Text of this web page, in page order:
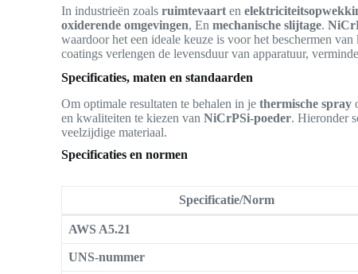
In industrieën zoalsruimtevaart en
oxiderende omgevingen, Enmechanische slijtage.
waardoor het een ideale keuze is voor het beschermen
coatings verlengen de levensduur van apparatuur,
Specificaties, maten en standaarden
Om optimale resultaten te behalen in jethermische spray
en kwaliteiten te kiezen vanNiCrPSi-poeder. Hieronder
veelzijdige materiaal.
Specificaties en normen
Specificatie/Norm
AWS A5.21
UNS-nummer